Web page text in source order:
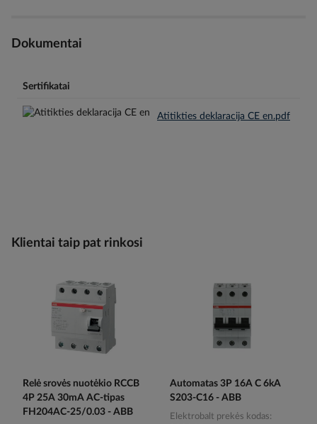
Dokumentai
Sertifikatai
Atitikties deklaracija CE en.pdf
Klientai taip pat rinkosi
Relė srovės nuotėkio RCCB
4P 25A 30mA AC-tipas
FH204AC-25/0.03 - ABB
Automatas 3P 16A C 6kA
S203-C16 - ABB
Elektrobalt prekės kodas